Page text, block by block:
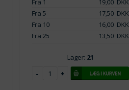
Fra 1
19,00DKK
Fra 5
17,50DKK
Fra 10
16,00DKK
Fra 25
13,50DKK
Lager: 21